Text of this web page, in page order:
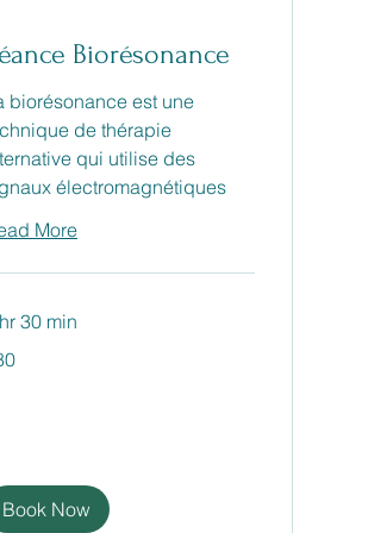
Biorésonance
biorésonance est une
de thérapie
qui utilise des
électromagnétiques
More
30 min
Book Now